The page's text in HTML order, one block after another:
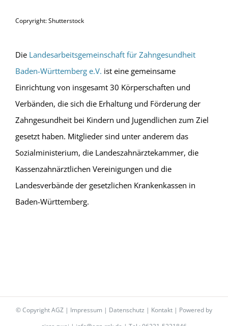
Copryright: Shutterstock
Die Landesarbeitsgemeinschaft für Zahngesundheit
Baden-Württemberg e.V. ist eine gemeinsame
Einrichtung von insgesamt 30 Körperschaften und
Verbänden, die sich die Erhaltung und Förderung der
Zahngesundheit bei Kindern und Jugendlichen zum Ziel
gesetzt haben. Mitglieder sind unter anderem das
Sozialministerium, die Landeszahnärztekammer, die
Kassenzahnärztlichen Vereinigungen und die
Landesverbände der gesetzlichen Krankenkassen in
Baden-Württemberg.
© Copyright AGZ | Impressum | Datenschutz | Kontakt | Powered by